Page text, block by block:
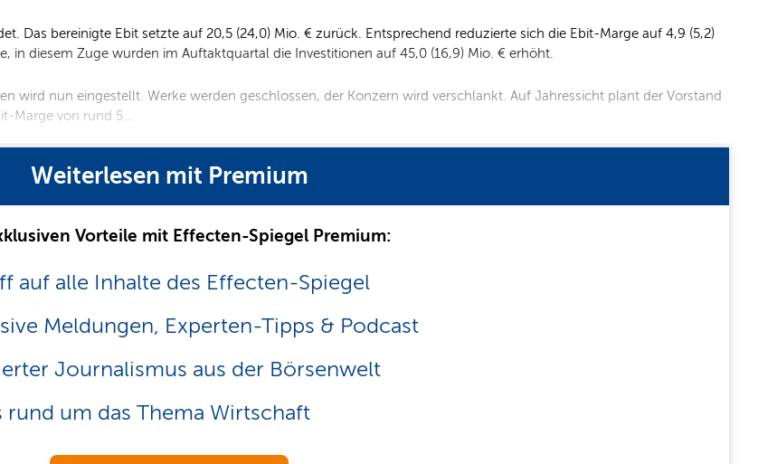
Das bereinigte Ebit setzte auf 20,5 (24,0) Mio. € zurück. Entsprechend reduzierte sich die Ebit-Marge auf 4,9 (5,2)
in diesem Zuge wurden im Auftaktquartal die Investitionen auf 45,0 (16,9) Mio. € erhöht.
wird nun eingestellt. Werke werden geschlossen, der Konzern wird verschlankt. Auf Jahressicht plant der Vorstand
Marge von rund 5…
Weiterlesen mit Premium
Vorteile mit Effecten-Spiegel Premium:
auf alle Inhalte des Effecten-Spiegel
Meldungen, Experten-Tipps & Podcast
Journalismus aus der Börsenwelt
rund um das Thema Wirtschaft